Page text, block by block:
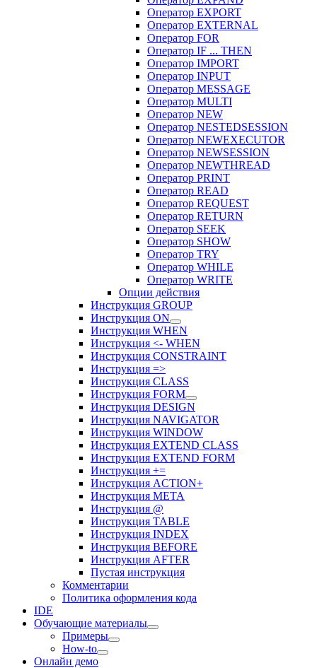
Оператор EXPORT
Оператор EXTERNAL
Оператор FOR
Оператор IF ... THEN
Оператор IMPORT
Оператор INPUT
Оператор MESSAGE
Оператор MULTI
Оператор NEW
Оператор NESTEDSESSION
Оператор NEWEXECUTOR
Оператор NEWSESSION
Оператор NEWTHREAD
Оператор PRINT
Оператор READ
Оператор REQUEST
Оператор RETURN
Оператор SEEK
Оператор SHOW
Оператор TRY
Оператор WHILE
Оператор WRITE
Опции действия
Инструкция GROUP
Инструкция ON
Инструкция WHEN
Инструкция <- WHEN
Инструкция CONSTRAINT
Инструкция =>
Инструкция CLASS
Инструкция FORM
Инструкция DESIGN
Инструкция NAVIGATOR
Инструкция WINDOW
Инструкция EXTEND CLASS
Инструкция EXTEND FORM
Инструкция +=
Инструкция ACTION+
Инструкция META
Инструкция @
Инструкция TABLE
Инструкция INDEX
Инструкция BEFORE
Инструкция AFTER
Пустая инструкция
Комментарии
Политика оформления кода
IDE
Обучающие материалы
Примеры
How-to
Онлайн демо